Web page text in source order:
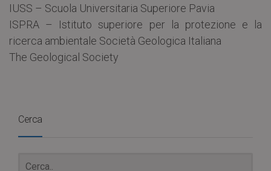
IUSS – Scuola Universitaria Superiore Pavia
ISPRA – Istituto superiore per la protezione e la
ricerca ambientale Società Geologica Italiana
The Geological Society
Cerca